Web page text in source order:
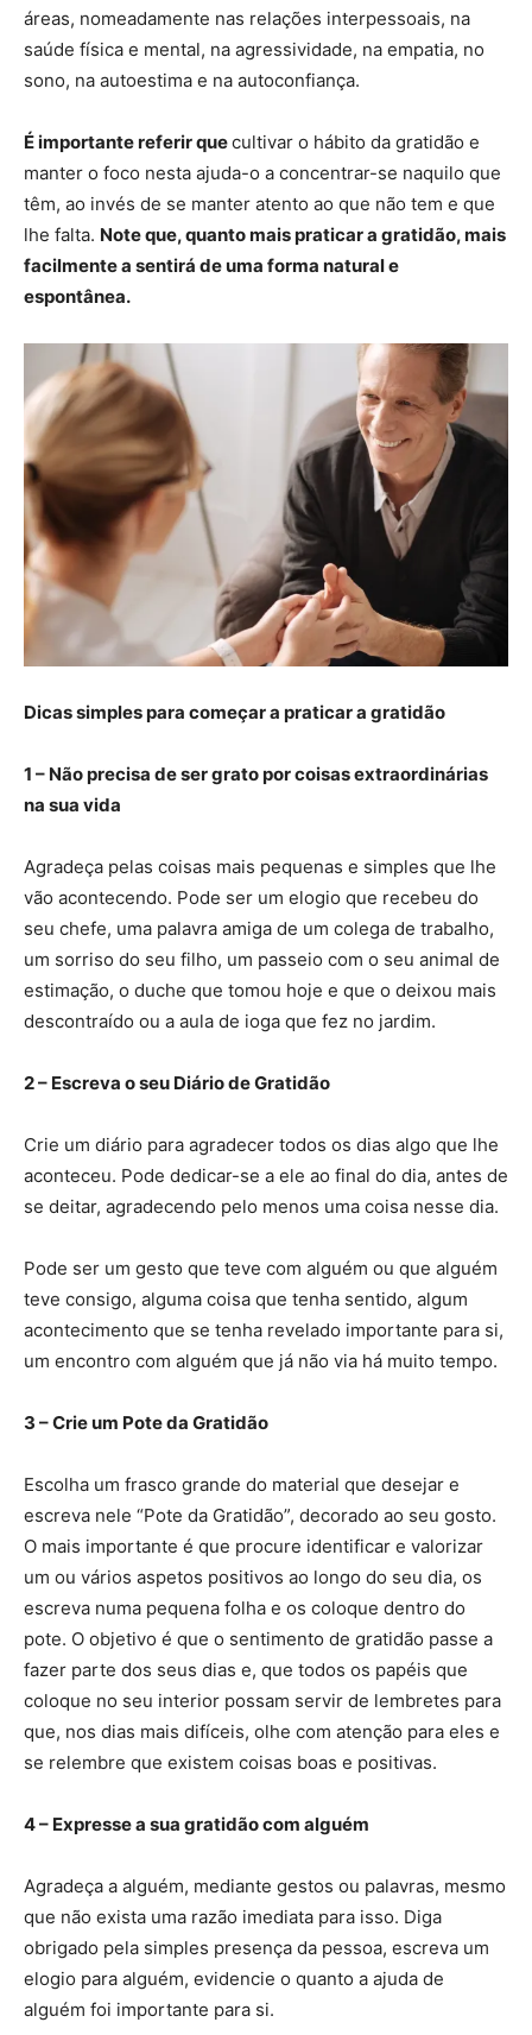
áreas, nomeadamente nas relações interpessoais, na
saúde física e mental, na agressividade, na empatia, no
sono, na autoestima e na autoconfiança.
É importante referir quecultivar o hábito da gratidão e
manter o foco nesta ajuda-o a concentrar-se naquilo que
têm, ao invés de se manter atento ao que não tem e que
lhe falta. Note que, quanto mais praticar a gratidão, mais
facilmente a sentirá de uma forma natural e
espontânea.
Dicas simples para começar a praticar a gratidão
1 – Não precisa de ser grato por coisas extraordinárias
na sua vida
Agradeça pelas coisas mais pequenas e simples que lhe
vão acontecendo. Pode ser um elogio que recebeu do
seu chefe, uma palavra amiga de um colega de trabalho,
um sorriso do seu filho, um passeio com o seu animal de
estimação, o duche que tomou hoje e que o deixou mais
descontraído ou a aula de ioga que fez no jardim.
2 – Escreva o seu Diário de Gratidão
Crie um diário para agradecer todos os dias algo que lhe
aconteceu. Pode dedicar-se a ele ao final do dia, antes de
se deitar, agradecendo pelo menos uma coisa nesse dia.
Pode ser um gesto que teve com alguém ou que alguém
teve consigo, alguma coisa que tenha sentido, algum
acontecimento que se tenha revelado importante para si,
um encontro com alguém que já não via há muito tempo.
3 –Crie um Pote da Gratidão
Escolha um frasco grande do material que desejar e
escreva nele “Pote da Gratidão”, decorado ao seu gosto.
O mais importante é que procure identificar e valorizar
um ou vários aspetos positivos ao longo do seu dia, os
escreva numa pequena folha e os coloque dentro do
pote. O objetivo é que o sentimento de gratidão passe a
fazer parte dos seus dias e, que todos os papéis que
coloque no seu interior possam servir de lembretes para
que, nos dias mais difíceis, olhe com atenção para eles e
se relembre que existem coisas boas e positivas.
4 – Expresse a sua gratidão com alguém
Agradeça a alguém, mediante gestos ou palavras, mesmo
que não exista uma razão imediata para isso. Diga
obrigado pela simples presença da pessoa, escreva um
elogio para alguém, evidencie o quanto a ajuda de
alguém foi importante para si.